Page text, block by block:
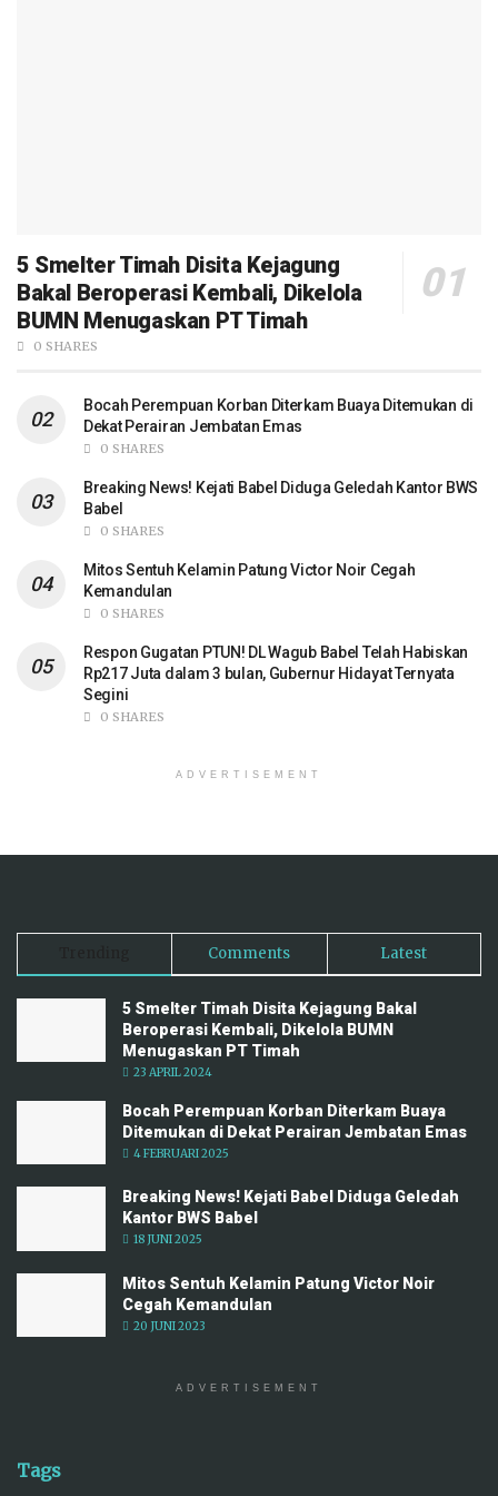
5 Smelter Timah Disita Kejagung
Bakal Beroperasi Kembali, Dikelola
BUMN Menugaskan PT Timah
0 SHARES
Bocah Perempuan Korban Diterkam Buaya Ditemukan di
Dekat Perairan Jembatan Emas
0 SHARES
Breaking News! Kejati Babel Diduga Geledah Kantor BWS
Babel
0 SHARES
Mitos Sentuh Kelamin Patung Victor Noir Cegah
Kemandulan
0 SHARES
Respon Gugatan PTUN! DL Wagub Babel Telah Habiskan
Rp217 Juta dalam 3 bulan, Gubernur Hidayat Ternyata
Segini
0 SHARES
ADVERTISEMENT
Comments Latest
5 Smelter Timah Disita Kejagung Bakal
Beroperasi Kembali, Dikelola BUMN
Menugaskan PT Timah
23 APRIL 2024
Bocah Perempuan Korban Diterkam Buaya
Ditemukan di Dekat Perairan Jembatan Emas
4 FEBRUARI 2025
Breaking News! Kejati Babel Diduga Geledah
Kantor BWS Babel
18 JUNI 2025
Mitos Sentuh Kelamin Patung Victor Noir
Cegah Kemandulan
20 JUNI 2023
ADVERTISEMENT
Tags